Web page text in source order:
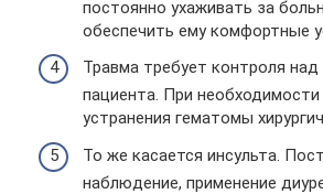
постоянно ухаживать за
обеспечить ему комфортные
Травма требует контроля
пациента. При необходимости
устранения гематомы
То же касается инсульта.
наблюдение, применение